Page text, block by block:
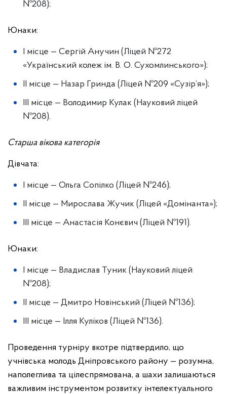
№208);
Юнаки:
І місце — Сергій Анучин (Ліцей №272
«Український колеж ім. В. О. Сухомлинського»);
ІІ місце — Назар Гринда (Ліцей №209 «Сузір’я»);
ІІІ місце — Володимир Кулак (Науковий ліцей
№208).
Старша вікова категорія
Дівчата:
І місце — Ольга Сопілко (Ліцей №246);
ІІ місце — Мирослава Жучик (Ліцей «Домінанта»);
ІІІ місце — Анастасія Конєвич (Ліцей №191).
Юнаки:
І місце — Владислав Туник (Науковий ліцей
№208);
ІІ місце — Дмитро Новінський (Ліцей №136);
ІІІ місце — Ілля Куліков (Ліцей №136).
Проведення турніру вкотре підтвердило, що
учнівська молодь Дніпровського району — розумна,
наполеглива та цілеспрямована, а шахи залишаються
важливим інструментом розвитку інтелектуального